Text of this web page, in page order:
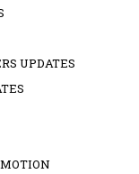
UPDATES